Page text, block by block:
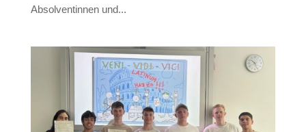
Absolventinnen und...